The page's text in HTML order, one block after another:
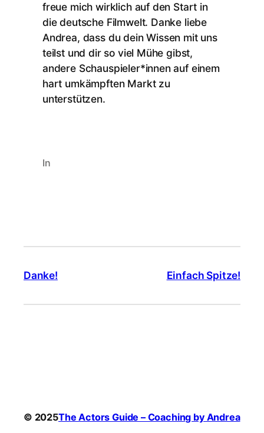
freue mich wirklich auf den Start in
die deutsche Filmwelt. Danke liebe
Andrea, dass du dein Wissen mit uns
teilst und dir so viel Mühe gibst,
andere Schauspieler*innen auf einem
hart umkämpften Markt zu
unterstützen.
In
Danke! Einfach Spitze!
© 2025The Actors Guide – Coaching by Andrea